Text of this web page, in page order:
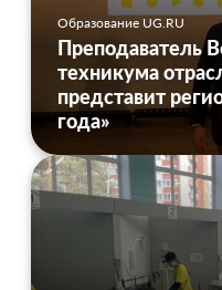
Образование UG.RU
Преподаватель
техникума
представит
года»